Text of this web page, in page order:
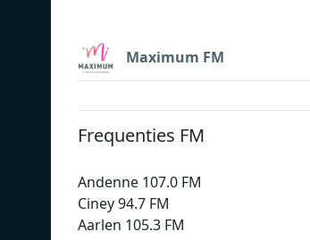
Maximum FM
Frequenties FM
Andenne 107.0 FM
Ciney 94.7 FM
Aarlen 105.3 FM